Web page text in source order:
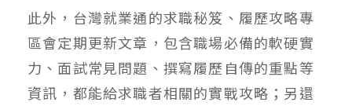
此外，台灣就業通的求職秘笈、履歷攻略專
區會定期更新文章，包含職場必備的軟硬實
力、面試常見問題、撰寫履歷自傳的重點等
資訊，都能給求職者相關的實戰攻略；另還